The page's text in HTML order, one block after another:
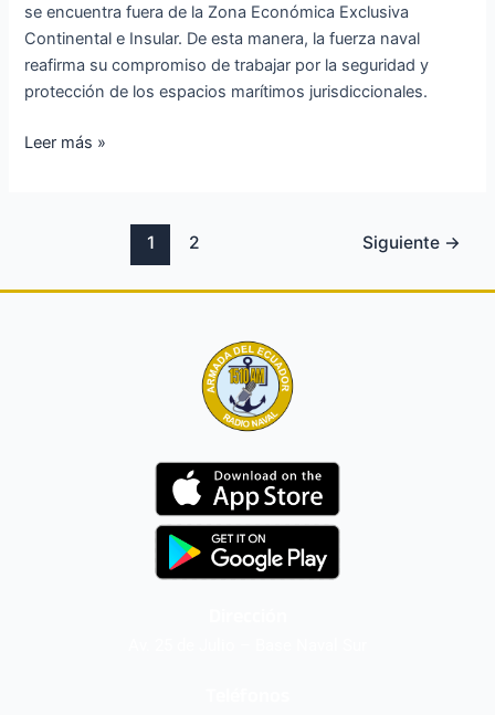
se encuentra fuera de la Zona Económica Exclusiva
Continental e Insular. De esta manera, la fuerza naval
reafirma su compromiso de trabajar por la seguridad y
protección de los espacios marítimos jurisdiccionales.
Leer más »
1 2 Siguiente →